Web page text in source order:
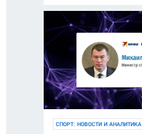
СПОРТ: НОВОСТИ И АНАЛИТИКА